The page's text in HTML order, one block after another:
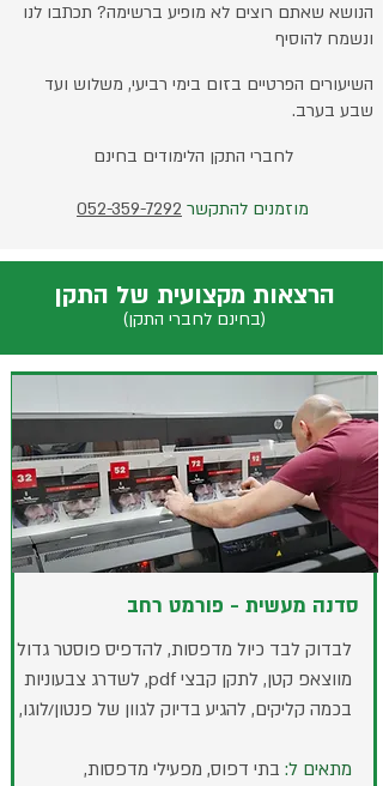
הנושא שאתם רוצים לא מופיע ברשימה? תכתבו לנו
ונשמח להוסיף
השיעורים הפרטיים בזום בימי רביעי, משלוש ועד
שבע בערב.
לחברי התקן הלימודים בחינם
מוזמנים להתקשר 052-359-7292
הרצאות מקצועית של התקן
(בחינם לחברי התקן)
סדנה מעשית - פורמט רחב
לבדוק לבד כיול מדפסות, להדפיס פוסטר גדול
מווצאפ קטן, לתקן קבצי pdf, לשדרג צבעוניות
בכמה קליקים, להגיע בדיוק לגוון של פנטון/לוגו,
מתאים ל: בתי דפוס, מפעילי מדפסות,